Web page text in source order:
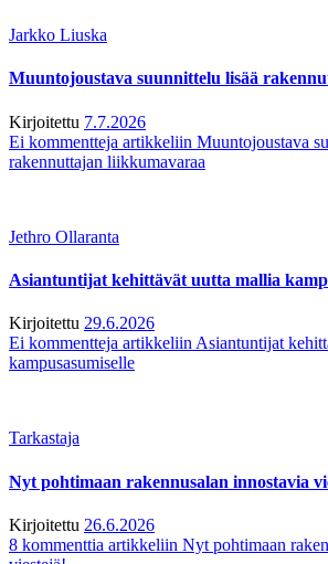
Jarkko Liuska
Muuntojoustava suunnittelu lisää
Kirjoitettu 7.7.2026
Ei kommentteja artikkeliin Muuntojoustava
rakennuttajan liikkumavaraa
Jethro Ollaranta
Asiantuntijat kehittävät uutta mallia
Kirjoitettu 29.6.2026
Ei kommentteja artikkeliin Asiantuntijat
kampusasumiselle
Tarkastaja
Nyt pohtimaan rakennusalan innostavia
Kirjoitettu 26.6.2026
8 kommenttia artikkeliin Nyt pohtimaan